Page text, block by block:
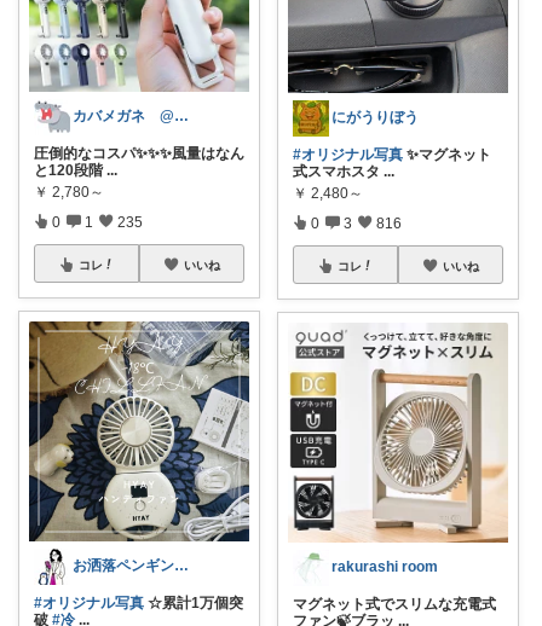
カバメガネ @キャンプ/子育て/家事
圧倒的なコスパ✨✨✨風量はなん
と120段階 ...
￥ 2,780～
0 1 235
コレ いいね
お洒落ペンギン🐧暮らし×ときめき
#オリジナル写真 ☆累計1万個突
破 #冷 ...
にがうりぼう
#オリジナル写真 ✨マグネット
式スマホスタ ...
￥ 2,480～
0 3 816
コレ いいね
rakurashi room
マグネット式でスリムな充電式
ファン🍃ブラッ ...